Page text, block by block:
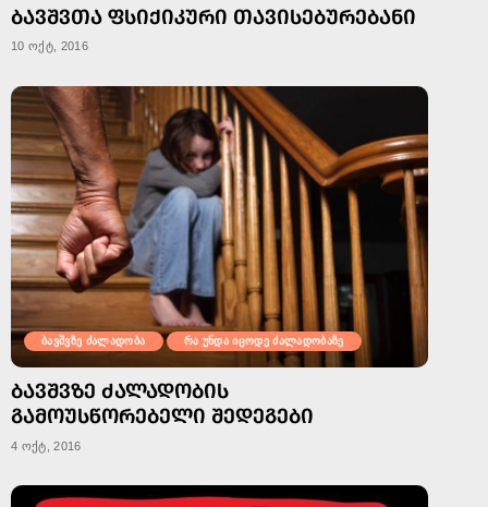
ᲑᲐᲕᲨᲕᲗᲐ ᲤᲡᲘᲥᲘᲙᲣᲠᲘ ᲗᲐᲕᲘᲡᲔᲑᲣᲠᲔᲑᲐᲜᲘ
10 ოქტ, 2016
ბავშვზე ძალადობა რა უნდა იცოდე ძალადობაზე
ᲑᲐᲕᲨᲕᲖᲔ ᲫᲐᲚᲐᲓᲝᲑᲘᲡ
ᲒᲐᲛᲝᲣᲡᲬᲝᲠᲔᲑᲔᲚᲘ ᲨᲔᲓᲔᲒᲔᲑᲘ
4 ოქტ, 2016